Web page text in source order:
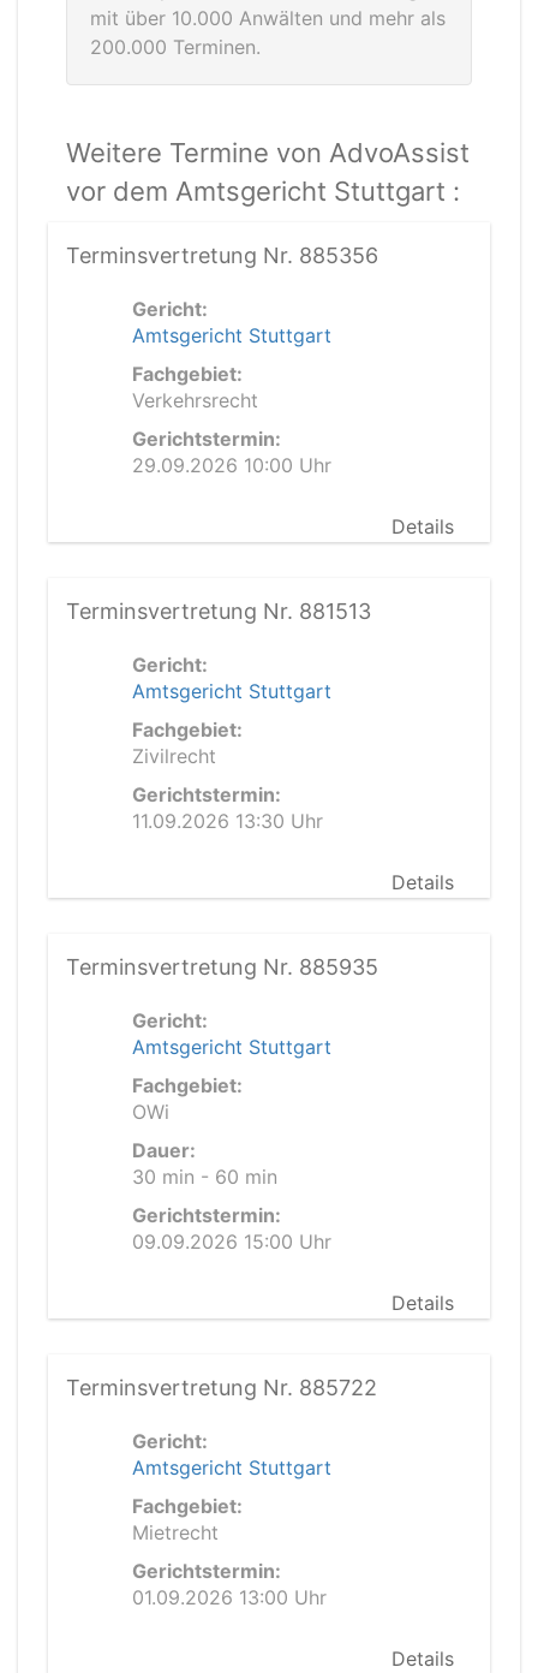
mit über 10.000 Anwälten und mehr als
200.000 Terminen.
Weitere Termine von AdvoAssist
vor dem Amtsgericht Stuttgart :
Terminsvertretung Nr. 885356
Gericht:
Amtsgericht Stuttgart
Fachgebiet:
Verkehrsrecht
Gerichtstermin:
29.09.2026 10:00 Uhr
Details
Terminsvertretung Nr. 881513
Gericht:
Amtsgericht Stuttgart
Fachgebiet:
Zivilrecht
Gerichtstermin:
11.09.2026 13:30 Uhr
Details
Terminsvertretung Nr. 885935
Gericht:
Amtsgericht Stuttgart
Fachgebiet:
OWi
Dauer:
30 min - 60 min
Gerichtstermin:
09.09.2026 15:00 Uhr
Details
Terminsvertretung Nr. 885722
Gericht:
Amtsgericht Stuttgart
Fachgebiet:
Mietrecht
Gerichtstermin:
01.09.2026 13:00 Uhr
Details